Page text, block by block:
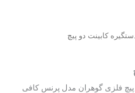
کابینت دو پیچ
پیچ فلزی گوهران مدل پرنس کافی